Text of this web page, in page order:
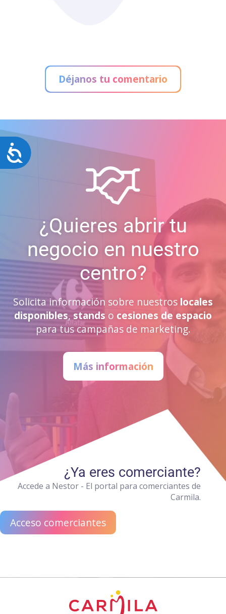
Accesibilidad
Déjanos tu comentario
¿Quieres abrir tu
negocio en nuestro
centro?
Solicita información sobre nuestros locales
disponibles, stands o cesiones de espacio
para tus campañas de marketing.
Más información
¿Ya eres comerciante?
Accede a Nestor - El portal para comerciantes de
Carmila.
Acceso comerciantes